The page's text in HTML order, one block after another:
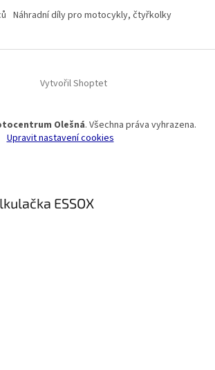
Náhradní díly pro motocykly, čtyřkolky
Vytvořil Shoptet
Olešná. Všechna práva vyhrazena.
Upravit nastavení cookies
ESSOX